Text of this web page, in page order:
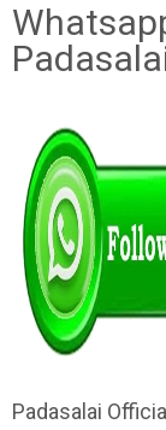
Padasalai